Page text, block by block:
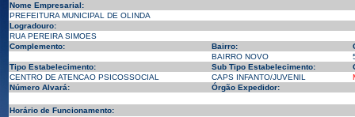
Nome Empresarial:
PREFEITURA MUNICIPAL DE OLINDA
Logradouro:
RUA PEREIRA SIMOES
Complemento:
Bairro:
BAIRRO NOVO
Tipo Estabelecimento:
Sub Tipo Estabelecimento:
CENTRO DE ATENCAO PSICOSSOCIAL
CAPS INFANTO/JUVENIL
Número Alvará:
Órgão Expedidor:
Horário de Funcionamento: